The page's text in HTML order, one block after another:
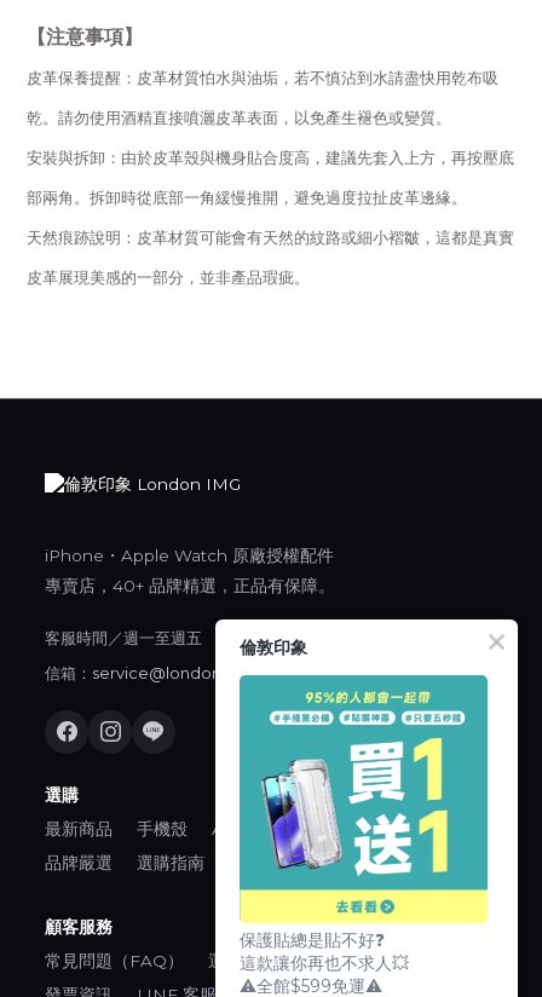
【注意事項】
皮革保養提醒：皮革材質怕水與油垢，若不慎沾到水請盡快用乾布吸
乾。請勿使用酒精直接噴灑皮革表面，以免產生褪色或變質。
安裝與拆卸：由於皮革殼與機身貼合度高，建議先套入上方，再按壓底
部兩角。拆卸時從底部一角緩慢推開，避免過度拉扯皮革邊緣。
天然痕跡說明：皮革材質可能會有天然的紋路或細小褶皺，這都是真實
皮革展現美感的一部分，並非產品瑕疵。
iPhone・Apple Watch 原廠授權配件
專賣店，40+ 品牌精選，正品有保障。
客服時間／週一至週五
信箱： service@londonimg.tw
選購
最新商品 手機殼 Apple Watch
周邊與零配件
品牌嚴選
選購指南
顧客服務
常見問題（FAQ） 運送政策 購物流程
退換貨政策
倫敦印象
保護貼總是貼不好❓
這款讓你再也不求人💥
⚠️全館$599免運⚠️